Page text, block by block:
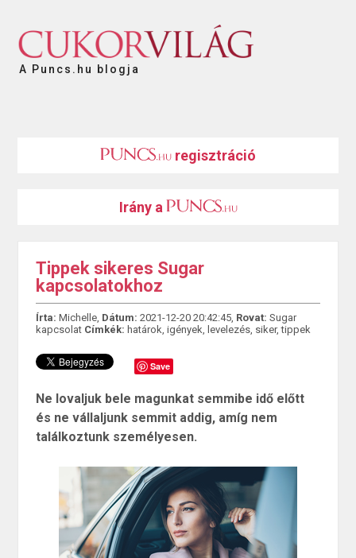
A Puncs.hu blogja
regisztráció
Irány a
Tippek sikeres Sugar
kapcsolatokhoz
Írta: Michelle, Dátum: 2021-12-20 20:42:45, Rovat: Sugar
kapcsolat Címkék: határok, igények, levelezés, siker,tippek
Save
Ne lovaljuk bele magunkat semmibe idő előtt
és ne vállaljunk semmit addig, amíg nem
találkoztunk személyesen.